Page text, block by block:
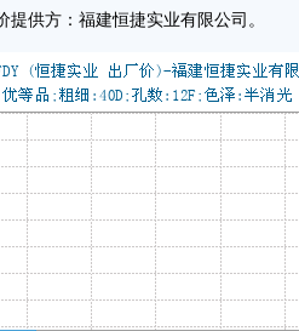
供方：福建恒捷实业有限公司。